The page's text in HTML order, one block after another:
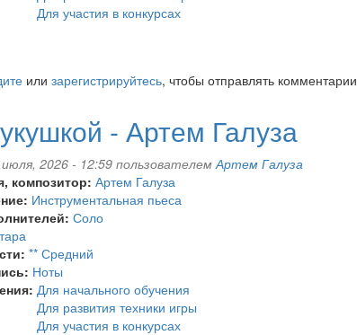
Для участия в конкурсах
или зарегистрируйтесь, чтобы отправлять комментарии
- Артем Галуза
2026 - 12:59 пользователемАртем Галуза
композитор: Артем Галуза
Инструментальная пьеса
Соло
** Средний
Ноты
Для начального обучения
Для развития техники игры
Для участия в конкурсах